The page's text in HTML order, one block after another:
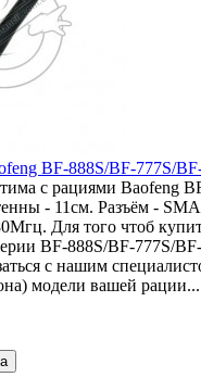
BF-888S/BF-777S/
с рациями Baofeng
- 11см. Разъём -
Для того чтоб
BF-888S/BF-777S/
с нашим
модели вашей рации...